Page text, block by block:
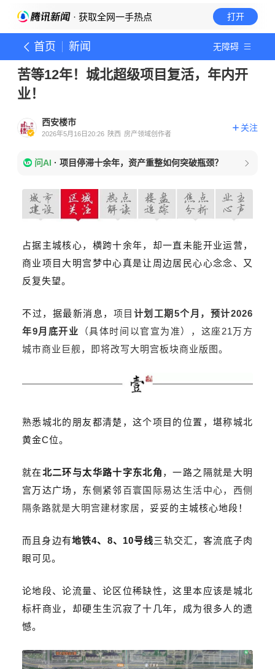
· 获取全网一手热点 打开
首页 新闻 无障碍
苦等12年！城北超级项目复活，年内开
业！
西安楼市
2026年5月16日20:26 陕西 房产领域创作者
关注
问AI · 项目停滞十余年，资产重整如何突破瓶颈？
占据主城核心， 横跨十余年，却一直未能开业运营，
商业项目 大明宫梦中心真是让周边居民心心念念、又
反复失望。
不过，据最新消息， 项目 计划工期5个月，预计2026
年9月底开业 （具体时间以官宣为准），这座21万方
城市商业巨舰，即将改写大明宫板块商业版图。
熟悉城北的朋友都清楚，这个项目的位置，堪称城北
黄金C位。
就在北二环与太华路十字东北角 ，一路之隔就是大明
宫万达广场，东侧紧邻 百寰国际易达生活中心，西侧
隔条路就是大明宫建材家居， 妥妥的主城核心地段！
而且身边有地铁4、8、10号线三轨交汇，客流底子肉
眼可见。
论地段、论流量、论区位稀缺性，这里本应该是城北
标杆商业，却硬生生沉寂了十几年，成为很多人的遗
憾。